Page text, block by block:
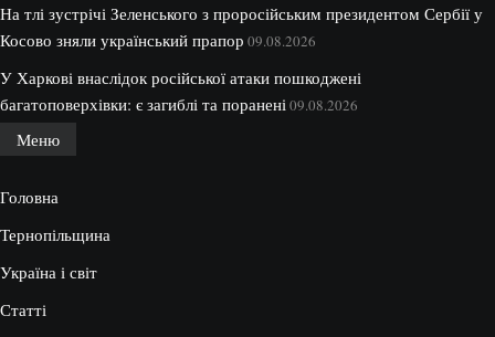
На тлі зустрічі Зеленського з проросійським президентом Сербії у
Косово зняли український прапор 09.08.2026
У Харкові внаслідок російської атаки пошкоджені
багатоповерхівки: є загиблі та поранені 09.08.2026
Меню
Головна
Тернопільщина
Україна і світ
Статті